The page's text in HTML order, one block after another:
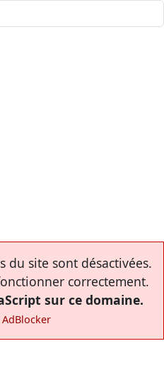
du site sont désactivées.
correctement.
sur ce domaine.